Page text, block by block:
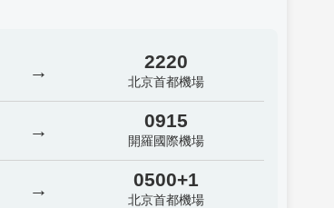
→ 2220
北京首都機場
→ 0915
開羅國際機場
→ 0500+1
北京首都機場